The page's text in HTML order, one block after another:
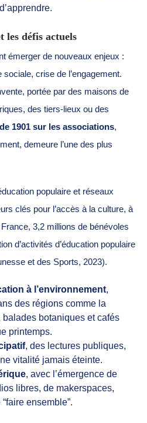
les défis actuels
émerger de nouveaux enjeux :
crise de l’engagement.
portée par des maisons de
des tiers-lieux ou des
1901 sur les associations,
demeure l’une des plus
populaire et réseaux
clés pour l’accès à la culture, à
3,2 millions de bénévoles
d’activités d’éducation populaire
et des Sports, 2023).
à l’environnement,
des régions comme la
balades botaniques et cafés
printemps.
, des lectures publiques,
vitalité jamais éteinte.
, avec l’émergence de
libres, de makerspaces,
ensemble”.